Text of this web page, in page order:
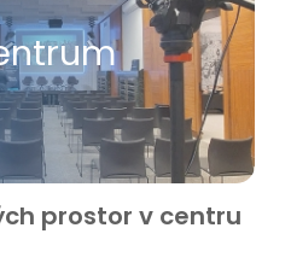
prostor v centru